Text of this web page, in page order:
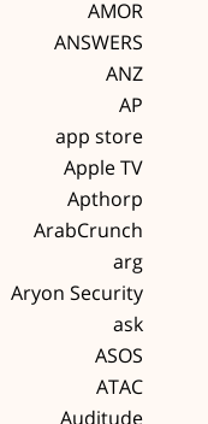
AMOR
ANSWERS
ANZ
AP
app store
Apple TV
Apthorp
ArabCrunch
arg
Aryon Security
ask
ASOS
ATAC
Auditude